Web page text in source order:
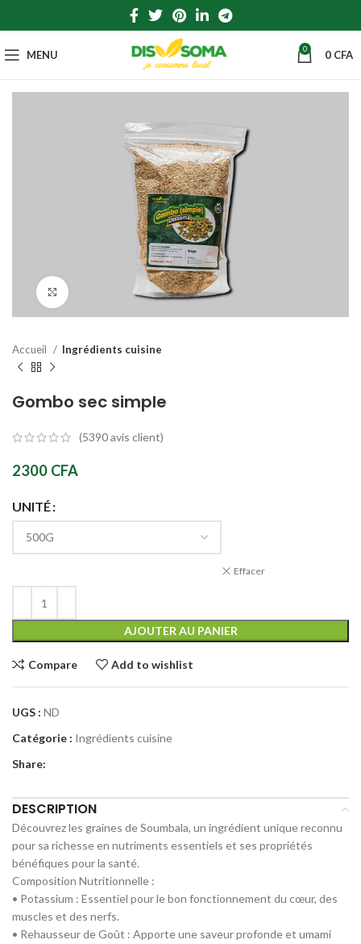
MENU 0 0 CFA
Click to enlarge
Accueil Ingrédients cuisine
Gombo sec simple
(5390avis client)
2300 CFA
UNITÉ
Effacer
AJOUTER AU PANIER
Compare Add to wishlist
UGS : ND
Catégorie : Ingrédients cuisine
Share:
DESCRIPTION
Découvrez les graines de Soumbala, un ingrédient unique reconnu
pour sa richesse en nutriments essentiels et ses propriétés
bénéfiques pour la santé.
Composition Nutritionnelle :
• Potassium : Essentiel pour le bon fonctionnement du cœur, des
muscles et des nerfs.
• Rehausseur de Goût : Apporte une saveur profonde et umami